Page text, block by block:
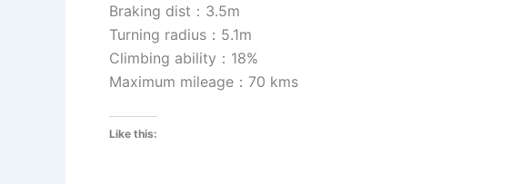
Braking dist：3.5m
Turning radius：5.1m
Climbing ability：18%
Maximum mileage：70 kms
Like this: